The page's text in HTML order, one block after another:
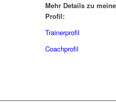
Mehr Details zu
Profil:
Trainerprofil
Coachprofil